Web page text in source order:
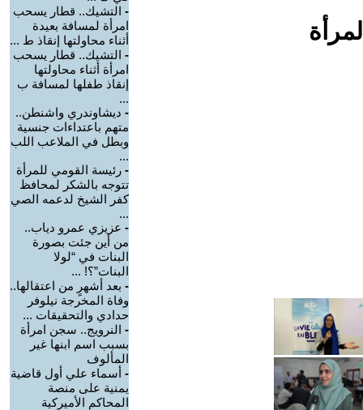
- التشيك.. قطار يسحب
امرأة لمسافة بعيدة
أثناء محاولتها إنقاذ ط ...
- التشيك.. قطار يسحب
امرأة أثناء محاولتها
إنقاذ طفلها لمسافة ب
...
- ديشاوندري واشنطن..
متهم باعتداءات جنسية
وبطل في الملاعب اللب
...
- رئيسة القومي للمرأة
تتوجه بالشكر لمحافظ
كفر الشيخ لدعمه الصي
...
- عزيزي عمرو دياب..
من أين جئت بصورة
البنات في “لولا
البنات”؟! ...
- بعد أشهرٍ من اعتقالها..
وفاة المخرجة نيلوفر
حدادي والتحقيقات ...
- النرويج.. سجن امرأة
بسبب اسم ابنها غير
المألوف
- أسماء علي أول قاضية
يمنية على منصة
المحاكم الأميركية